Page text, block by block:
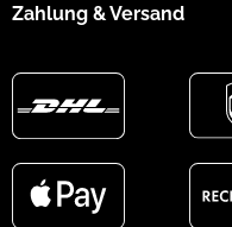
Zahlung & Versand